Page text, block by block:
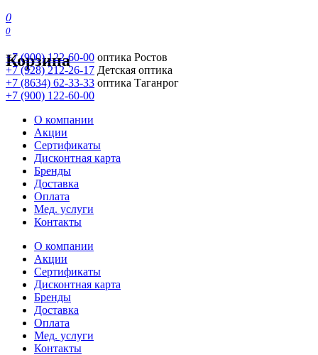
0
0
Корзина
+7 (900) 122-60-00 оптика Ростов
+7 (928) 212-26-17 Детская оптика
+7 (8634) 62-33-33 оптика Таганрог
+7 (900) 122-60-00
О компании
Акции
Сертификаты
Дисконтная карта
Бренды
Доставка
Оплата
Мед. услуги
Контакты
О компании
Акции
Сертификаты
Дисконтная карта
Бренды
Доставка
Оплата
Мед. услуги
Контакты